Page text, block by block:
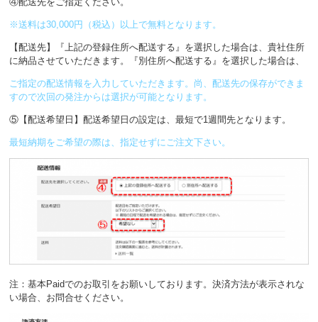
※送料は30,000円（税込）以上で無料となります。
【配送先】『上記の登録住所へ配送する』を選択した場合は、貴社住所
に納品させていただきます。『別住所へ配送する』を選択した場合は、
ご指定の配送情報を入力していただきます。尚、配送先の保存ができま
すので次回の発注からは選択が可能となります。
⑤【配送希望日】配送希望日の設定は、最短で1週間先となります。
最短納期をご希望の際は、指定せずにご注文下さい。
注：基本Paidでのお取引をお願いしております。決済方法が表示されな
い場合、お問合せください。